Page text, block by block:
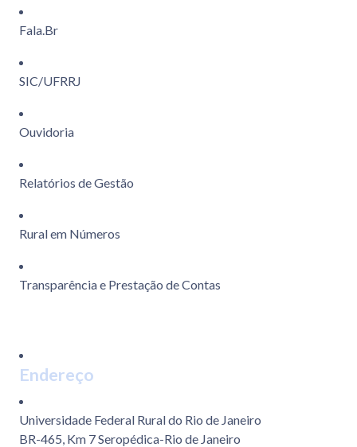
Fala.Br
SIC/UFRRJ
Ouvidoria
Relatórios de Gestão
Rural em Números
Transparência e Prestação de Contas
Endereço
Universidade Federal Rural do Rio de Janeiro
BR-465, Km 7 Seropédica-Rio de Janeiro